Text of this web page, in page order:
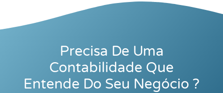
Precisa De Uma
Contabilidade Que
Entende Do Seu Negócio ?